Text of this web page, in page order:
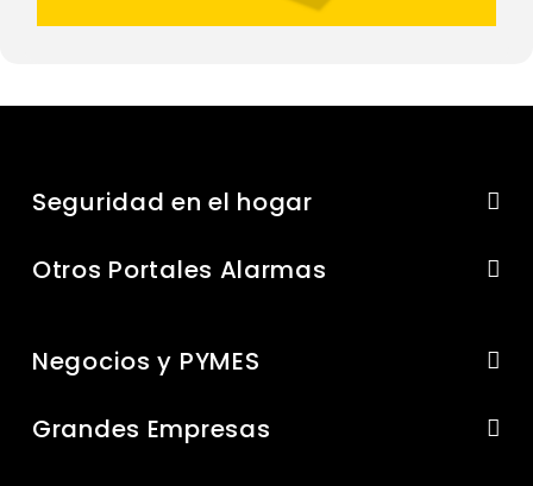
Seguridad en el hogar
Otros Portales Alarmas
Negocios y PYMES
Grandes Empresas